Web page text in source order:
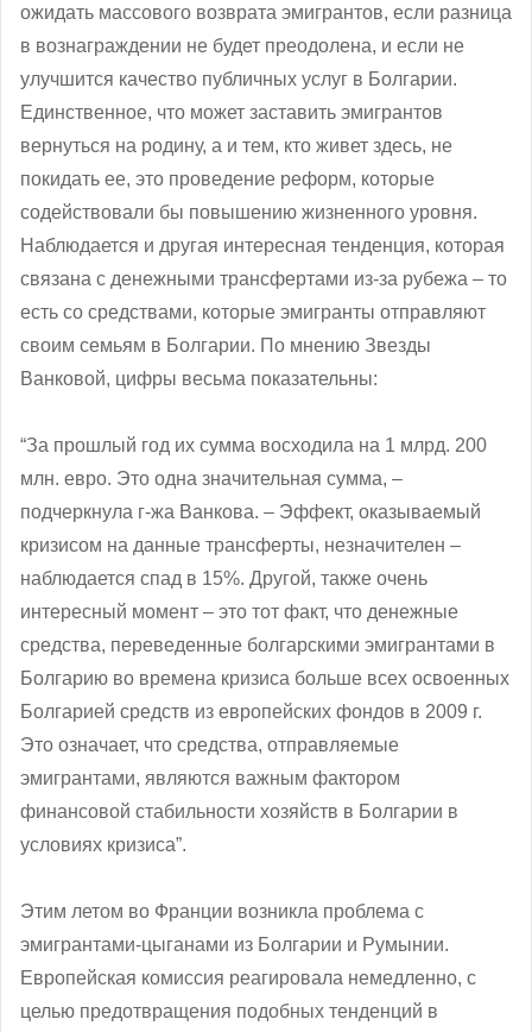
ожидать массового возврата эмигрантов, если разница
в вознаграждении не будет преодолена, и если не
улучшится качество публичных услуг в Болгарии.
Единственное, что может заставить эмигрантов
вернуться на родину, а и тем, кто живет здесь, не
покидать ее, это проведение реформ, которые
содействовали бы повышению жизненного уровня.
Наблюдается и другая интересная тенденция, которая
связана с денежными трансфертами из-за рубежа – то
есть со средствами, которые эмигранты отправляют
своим семьям в Болгарии. По мнению Звезды
Ванковой, цифры весьма показательны:
“За прошлый год их сумма восходила на 1 млрд. 200
млн. евро. Это одна значительная сумма, ‒
подчеркнула г-жа Ванкова. – Эффект, оказываемый
кризисом на данные трансферты, незначителен –
наблюдается спад в 15%. Другой, также очень
интересный момент – это тот факт, что денежные
средства, переведенные болгарскими эмигрантами в
Болгарию во времена кризиса больше всех освоенных
Болгарией средств из европейских фондов в 2009 г.
Это означает, что средства, отправляемые
эмигрантами, являются важным фактором
финансовой стабильности хозяйств в Болгарии в
условиях кризиса”.
Этим летом во Франции возникла проблема с
эмигрантами-цыганами из Болгарии и Румынии.
Европейская комиссия реагировала немедленно, с
целью предотвращения подобных тенденций в